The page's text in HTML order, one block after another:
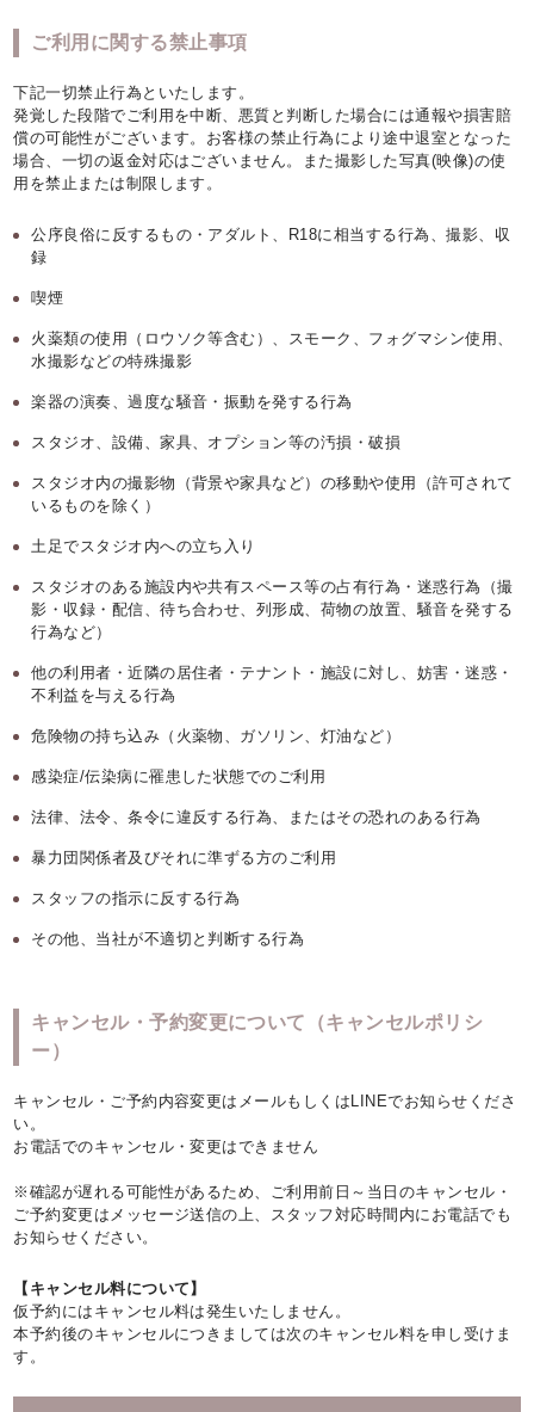
ご利用に関する禁止事項
下記一切禁止行為といたします。
発覚した段階でご利用を中断、悪質と判断した場合には通報や損害賠
償の可能性がございます。お客様の禁止行為により途中退室となった
場合、一切の返金対応はございません。また撮影した写真(映像)の使
用を禁止または制限します。
公序良俗に反するもの・アダルト、R18に相当する行為、撮影、収
録
喫煙
火薬類の使用（ロウソク等含む）、スモーク、フォグマシン使用、
水撮影などの特殊撮影
楽器の演奏、過度な騒音・振動を発する行為
スタジオ、設備、家具、オプション等の汚損・破損
スタジオ内の撮影物（背景や家具など）の移動や使用（許可されて
いるものを除く）
土足でスタジオ内への立ち入り
スタジオのある施設内や共有スペース等の占有行為・迷惑行為（撮
影・収録・配信、待ち合わせ、列形成、荷物の放置、騒音を発する
行為など）
他の利用者・近隣の居住者・テナント・施設に対し、妨害・迷惑・
不利益を与える行為
危険物の持ち込み（火薬物、ガソリン、灯油など）
感染症/伝染病に罹患した状態でのご利用
法律、法令、条令に違反する行為、またはその恐れのある行為
暴力団関係者及びそれに準ずる方のご利用
スタッフの指示に反する行為
その他、当社が不適切と判断する行為
キャンセル・予約変更について（キャンセルポリシ
ー）
キャンセル・ご予約内容変更はメールもしくはLINEでお知らせくださ
い。
お電話でのキャンセル・変更はできません
※確認が遅れる可能性があるため、ご利用前日～当日のキャンセル・
ご予約変更はメッセージ送信の上、スタッフ対応時間内にお電話でも
お知らせください。
【キャンセル料について】
仮予約にはキャンセル料は発生いたしません。
本予約後のキャンセルにつきましては次のキャンセル料を申し受けま
す。